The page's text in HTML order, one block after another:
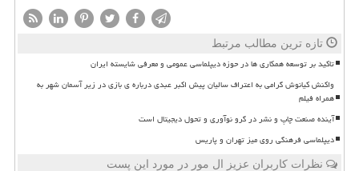
تازه ترین مطالب مرتبط
تاکید بر توسعه همکاری ها در حوزه دیپلماسی عمومی و معرفی شایسته ایران
واکنش کیانوش گرامی به اعتراف سالیان پیش اکبر عبدی درباره ی بازی در زیر آسمان شهر به
همراه فیلم
آینده صنعت چاپ و نشر در گرو نوآوری و تحول دیجیتال است
دیپلماسی فرهنگی روی میز تهران و پاریس
نظرات کاربران عزیز ال مور در مورد این پست